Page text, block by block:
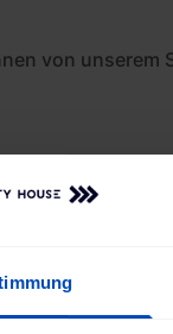
von unserem